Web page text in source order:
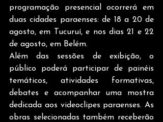
programação presencial ocorrerá em
duas cidades paraenses: de 18 a 20 de
agosto, em Tucuruí, e nos dias 21 e 22
de agosto, em Belém.
Além das sessões de exibição, o
público poderá participar de painéis
temáticos, atividades formativas,
debates e acompanhar uma mostra
dedicada aos videoclipes paraenses. As
obras selecionadas também receberão